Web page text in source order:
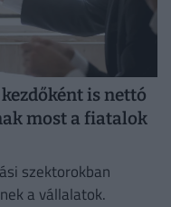
is nettó
most a fiatalok
szektorokban
a vállalatok.